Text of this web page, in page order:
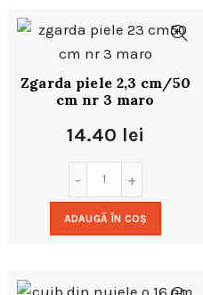
Zgarda piele 2,3 cm/50
cm nr 3 maro
14.40 lei
ADAUGĂ ÎN COȘ